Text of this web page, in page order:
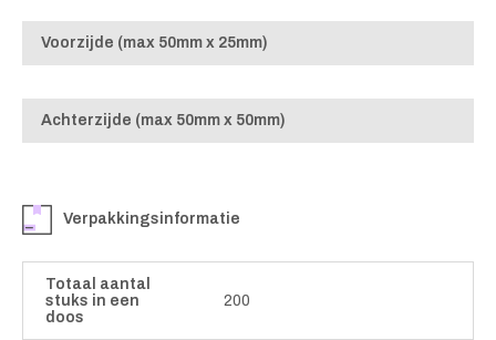
Voorzijde (max 50mm x 25mm)
Achterzijde (max 50mm x 50mm)
Verpakkingsinformatie
Totaal aantal
stuks in een
doos
200